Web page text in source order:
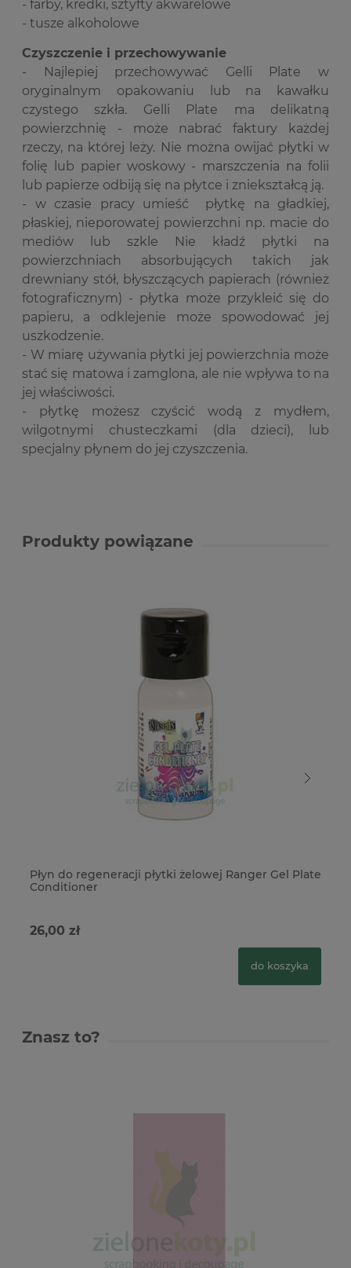
- farby, kredki, sztyfty akwarelowe
- tusze alkoholowe
Czyszczenie i przechowywanie
- Najlepiej przechowywać Gelli Plate w
oryginalnym opakowaniu lub na kawałku
czystego szkła. Gelli Plate ma delikatną
powierzchnię - może nabrać faktury każdej
rzeczy, na której leży. Nie można owijać płytki w
folię lub papier woskowy - marszczenia na folii
lub papierze odbiją się na płytce i zniekształcą ją.
- w czasie pracy umieść płytkę na gładkiej,
płaskiej, nieporowatej powierzchni np. macie do
mediów lub szkle Nie kładź płytki na
powierzchniach absorbujących takich jak
drewniany stół, błyszczących papierach (również
fotograficznym) - płytka może przykleić się do
papieru, a odklejenie może spowodować jej
uszkodzenie.
- W miarę używania płytki jej powierzchnia może
stać się matowa i zamglona, ale nie wpływa to na
jej właściwości.
- płytkę możesz czyścić wodą z mydłem,
wilgotnymi chusteczkami (dla dzieci), lub
specjalny płynem do jej czyszczenia.
Produkty powiązane
Płyn do regeneracji płytki żelowej Ranger Gel Plate
Conditioner
26,00 zł
do koszyka
Znasz to?